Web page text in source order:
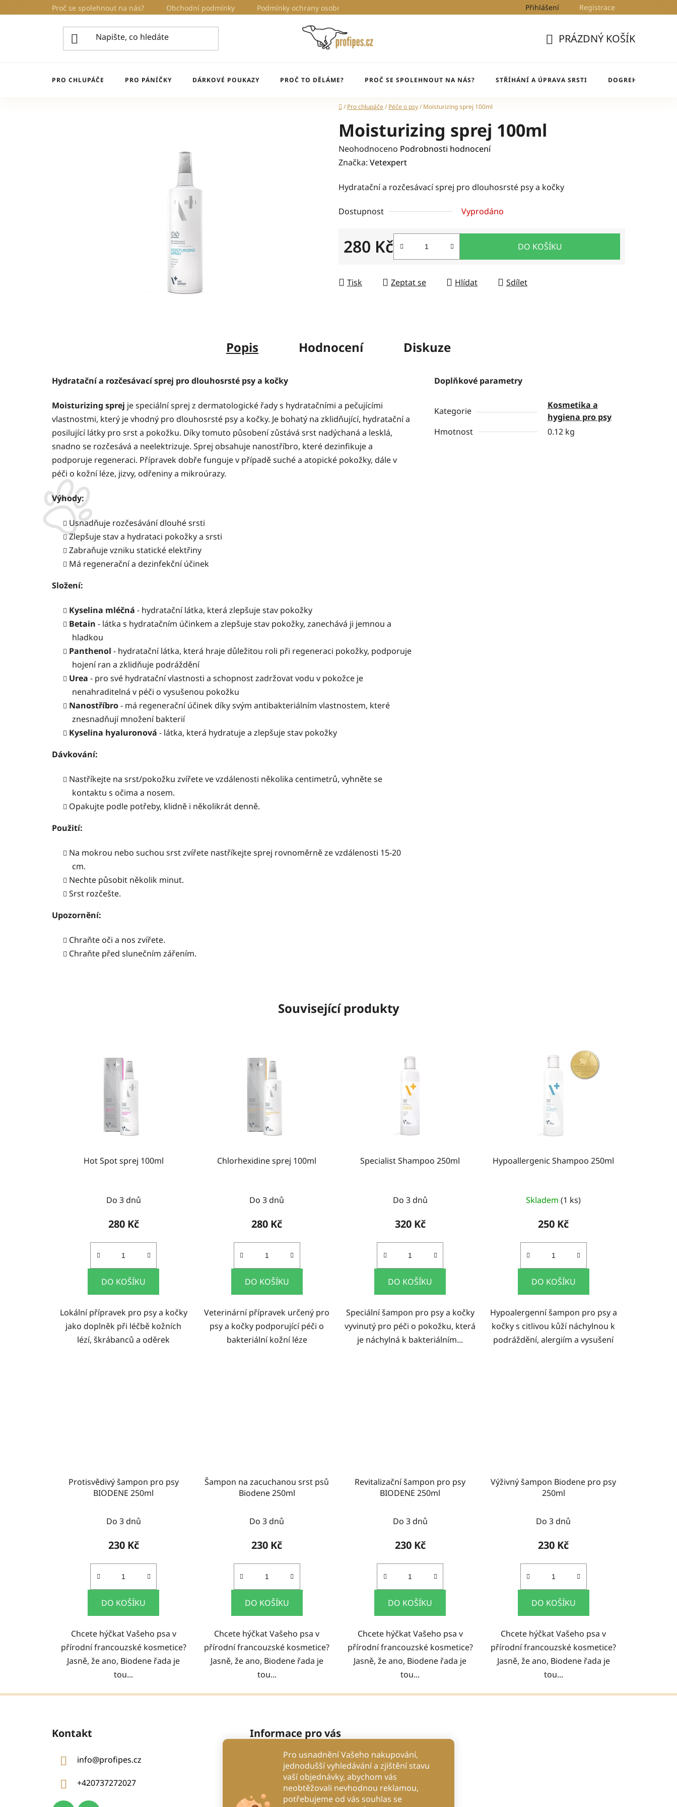
Pro usnadnění Vašeho nakupování,
jednodušší vyhledávání a zjištění stavu
vaší objednávky, abychom vás
neobtěžovali nevhodnou reklamou,
potřebujeme od vás souhlas se
na
Proč se spolehnout na nás? Obchodní podmínky Podmínky ochrany osobních údajů Blog DogRehab
Přihlášení Registrace
KOŠÍK
PRÁZDNÝ KOŠÍK
PRO CHLUPÁČE PRO PÁNÍČKY DÁRKOVÉ POUKAZY PROČ TO DĚLÁME? PROČ SE SPOLEHNOUT NA NÁS? STŘÍHÁNÍ A ÚPRAVA SRSTI DOGREHAB
Domů
/ Pro chlupáče/ Péče o psy/ Moisturizing sprej 100ml
Moisturizing sprej 100ml
Průměrné
hodnocení
je
z
hvězdiček.
Neohodnoceno Podrobnosti hodnocení
Značka: Vetexpert
Hydratační a rozčesávací sprej pro dlouhosrsté psy a kočky
Dostupnost Vyprodáno
280 Kč DO KOŠÍKU
Tisk Zeptat se Hlídat Sdílet
Popis Hodnocení Diskuze
Hydratační a rozčesávací sprej pro dlouhosrsté psy a kočky
Moisturizing sprej je speciální sprej z dermatologické řady s hydratačními a pečujícími
vlastnostmi, který je vhodný pro dlouhosrsté psy a kočky. Je bohatý na zklidňující, hydratační a
posilující látky pro srst a pokožku. Díky tomuto působení zůstává srst nadýchaná a lesklá,
snadno se rozčesává a neelektrizuje. Sprej obsahuje nanostříbro, které dezinfikuje a
podporuje regeneraci. Přípravek dobře funguje v případě suché a atopické pokožky, dále v
péči o kožní léze, jizvy, odřeniny a mikroúrazy.
Výhody:
Usnadňuje rozčesávání dlouhé srsti
Zlepšuje stav a hydrataci pokožky a srsti
Zabraňuje vzniku statické elektřiny
Má regenerační a dezinfekční účinek
Složení:
Kyselina mléčná - hydratační látka, která zlepšuje stav pokožky
Betain - látka s hydratačním účinkem a zlepšuje stav pokožky, zanechává ji jemnou a
hladkou
Panthenol - hydratační látka, která hraje důležitou roli při regeneraci pokožky, podporuje
hojení ran a zklidňuje podráždění
Urea - pro své hydratační vlastnosti a schopnost zadržovat vodu v pokožce je
nenahraditelná v péči o vysušenou pokožku
Nanostříbro- má regenerační účinek díky svým antibakteriálním vlastnostem, které
znesnadňují množení bakterií
Kyselina hyaluronová - látka, která hydratuje a zlepšuje stav pokožky
Dávkování:
Nastříkejte na srst/pokožku zvířete ve vzdálenosti několika centimetrů, vyhněte se
kontaktu s očima a nosem.
Opakujte podle potřeby, klidně i několikrát denně.
Použití:
Na mokrou nebo suchou srst zvířete nastříkejte sprej rovnoměrně ze vzdálenosti 15-20
cm.
Nechte působit několik minut.
Srst rozčešte.
Upozornění:
Chraňte oči a nos zvířete.
Chraňte před slunečním zářením.
Doplňkové parametry
Kategorie
Kosmetika a
hygiena pro psy
Hmotnost
0.12 kg
Související produkty
Hot Spot sprej 100ml
Do 3 dnů
280 Kč
DO KOŠÍKU
Lokální přípravek pro psy a kočky
jako doplněk při léčbě kožních
lézí, škrábanců a oděrek
Chlorhexidine sprej 100ml
Do 3 dnů
280 Kč
DO KOŠÍKU
Veterinární přípravek určený pro
psy a kočky podporující péči o
bakteriální kožní léze
Specialist Shampoo 250ml
Do 3 dnů
320 Kč
DO KOŠÍKU
Speciální šampon pro psy a kočky
vyvinutý pro péči o pokožku, která
je náchylná k bakteriálním...
Hypoallergenic Shampoo 250ml
Skladem(1 ks)
250 Kč
DO KOŠÍKU
Hypoalergenní šampon pro psy a
kočky s citlivou kůží náchylnou k
podráždění, alergiím a vysušení
Protisvědivý šampon pro psy
BIODENE 250ml
Do 3 dnů
230 Kč
DO KOŠÍKU
Chcete hýčkat Vašeho psa v
přírodní francouzské kosmetice?
Jasně, že ano, Biodene řada je
tou...
Šampon na zacuchanou srst psů
Biodene 250ml
Do 3 dnů
230 Kč
DO KOŠÍKU
Chcete hýčkat Vašeho psa v
přírodní francouzské kosmetice?
Jasně, že ano, Biodene řada je
tou...
Revitalizační šampon pro psy
BIODENE 250ml
Do 3 dnů
230 Kč
DO KOŠÍKU
Chcete hýčkat Vašeho psa v
přírodní francouzské kosmetice?
Jasně, že ano, Biodene řada je
tou...
Výživný šampon Biodene pro psy
250ml
Do 3 dnů
230 Kč
DO KOŠÍKU
Chcete hýčkat Vašeho psa v
přírodní francouzské kosmetice?
Jasně, že ano, Biodene řada je
tou...
Kontakt
info@profipes.cz
+420737272027
Informace pro vás
Proč se spolehnout na nás?
Obchodní podmínky
Podmínky ochrany osobních údajů
Proč to děláme?